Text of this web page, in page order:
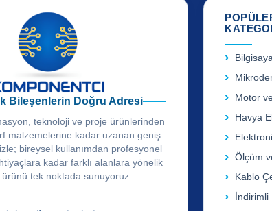
Bileşenlerin Doğru Adresi
teknoloji ve proje ürünlerinden
malzemelerine kadar uzanan geniş
bireysel kullanımdan profesyonel
kadar farklı alanlara yönelik
ürünü tek noktada sunuyoruz.
Motor
Havya
Ölçüm
Kablo